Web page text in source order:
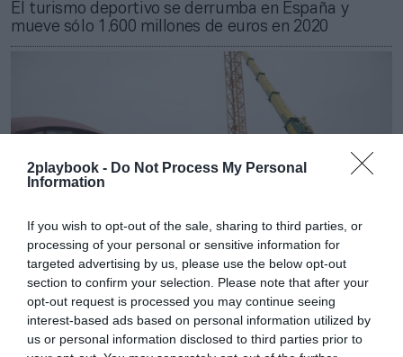
2playbook - Do Not Process My Personal
Information
If you wish to opt-out of the sale, sharing to third parties, or
processing of your personal or sensitive information for
targeted advertising by us, please use the below opt-out
section to confirm your selection. Please note that after your
opt-out request is processed you may continue seeing
interest-based ads based on personal information utilized by
us or personal information disclosed to third parties prior to
El turismo deportivo se derrumba en España y
mueve sólo 1.600 millones de euros en 2020
2Playbook
La inversión pública en deporte superó la barrera de
los 3.000 millones en España antes de la Covid